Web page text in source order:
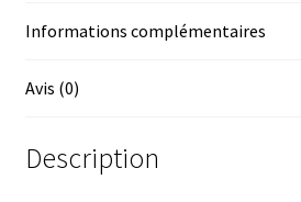
Savons liquides et recharges
Boissons alcoolisées
Informations complémentaires
Avis (0)
Description